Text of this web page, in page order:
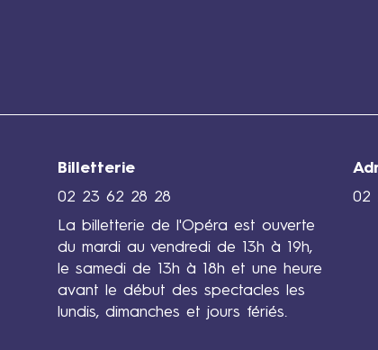
Billetterie
02 23 62 28 28
La billetterie de l'Opéra est ouverte
du mardi au vendredi de 13h à 19h,
le samedi de 13h à 18h et une heure
avant le début des spectacles les
lundis, dimanches et jours fériés.
02